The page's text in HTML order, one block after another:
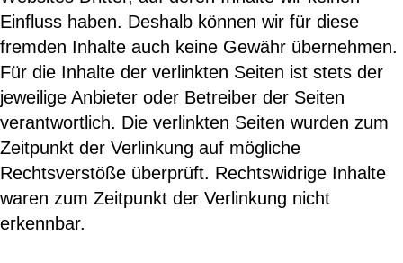
Einfluss haben. Deshalb können wir für diese
fremden Inhalte auch keine Gewähr übernehmen.
Für die Inhalte der verlinkten Seiten ist stets der
jeweilige Anbieter oder Betreiber der Seiten
verantwortlich. Die verlinkten Seiten wurden zum
Zeitpunkt der Verlinkung auf mögliche
Rechtsverstöße überprüft. Rechtswidrige Inhalte
waren zum Zeitpunkt der Verlinkung nicht
erkennbar.